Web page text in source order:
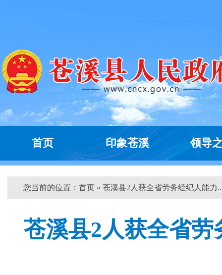
首页 印象苍溪 领导
您当前的位置： 首页 » 苍溪县2人获全省劳务经纪人能力
苍溪县2人获全省